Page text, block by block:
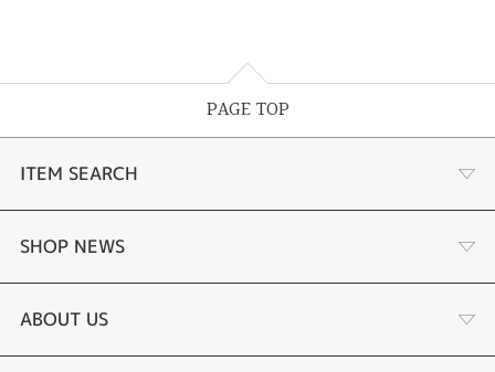
PAGE TOP
ITEM SEARCH
婚約指輪
結婚指輪
SHOP NEWS
選ばれる理由まとめ
ABOUT US